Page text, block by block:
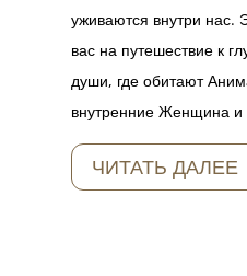
уживаются внутри нас.
вас на путешествие к
души, где обитают
внутренние Женщина
ЧИТАТЬ ДАЛЕЕ